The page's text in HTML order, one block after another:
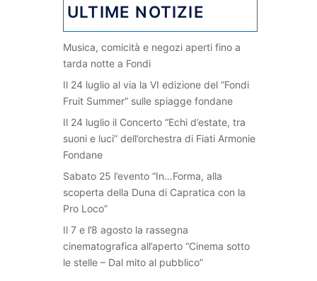
ULTIME NOTIZIE
Musica, comicità e negozi aperti fino a
tarda notte a Fondi
Il 24 luglio al via la VI edizione del “Fondi
Fruit Summer” sulle spiagge fondane
Il 24 luglio il Concerto “Echi d’estate, tra
suoni e luci” dell’orchestra di Fiati Armonie
Fondane
Sabato 25 l’evento “In…Forma, alla
scoperta della Duna di Capratica con la
Pro Loco”
Il 7 e l’8 agosto la rassegna
cinematografica all’aperto “Cinema sotto
le stelle – Dal mito al pubblico”